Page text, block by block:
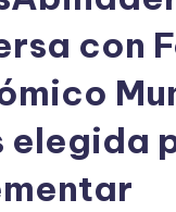
con
elegida